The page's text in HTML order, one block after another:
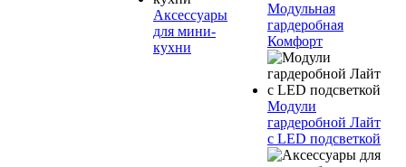
Аксессуары
для мини-
кухни
Модульная
гардеробная
Комфорт
Модули
гардеробной Лайт
с LED подсветкой